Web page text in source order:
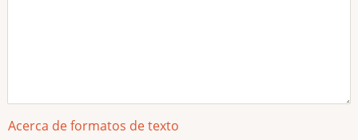
Acerca de formatos de texto